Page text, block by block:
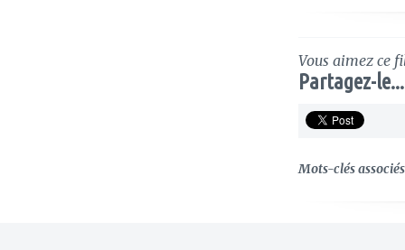
Vous aimez ce
Partagez-le...
Mots-clés